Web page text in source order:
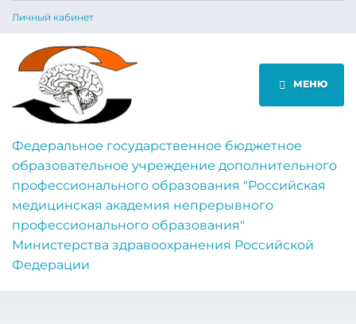
Личный кабинет
МЕНЮ
Федеральное государственное бюджетное
образовательное учреждение дополнительного
профессионального образования "Российская
медицинская академия непрерывного
профессионального образования"
Министерства здравоохранения Российской
Федерации